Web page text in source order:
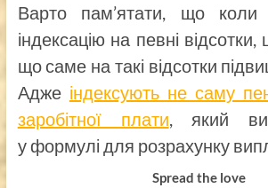
Варто пам’ятати, що коли
індексацію на певні відсотки,
що саме на такі відсотки
Адже індексують не саму
заробітної плати , який
у формулі для розрахунку
Spread the love